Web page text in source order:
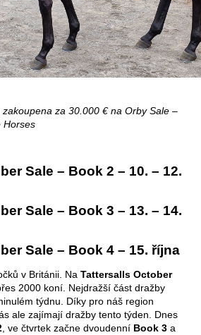
za 30.000 € na Orby Sale –
Horses
Sale – Book 2 – 10. – 12.
Sale – Book 3 – 13. – 14.
Sale – Book 4 – 15. října
v Británii. Na Tattersalls October
2000 koní. Nejdražší část dražby
týdnu. Díky pro náš region
ale zajímají dražby tento týden. Dnes
, ve čtvrtek začne dvoudenní Book 3 a